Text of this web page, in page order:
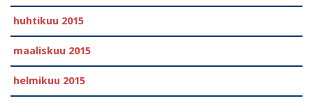
huhtikuu 2015
maaliskuu 2015
helmikuu 2015